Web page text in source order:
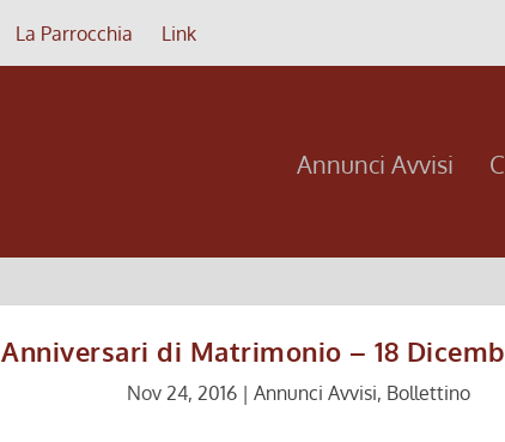
La Parrocchia Link
Annunci Avvisi
Anniversari di Matrimonio – 18
Nov 24, 2016 |Annunci Avvisi, Bollettino